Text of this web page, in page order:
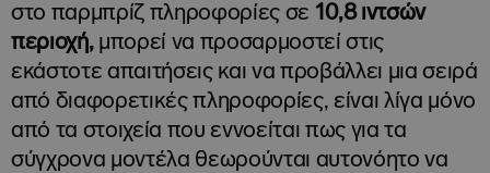
στο παρμπρίζ πληροφορίες σε 10,8 ιντσών
περιοχή,μπορεί να προσαρμοστεί στις
εκάστοτε απαιτήσεις και να προβάλλει μια σειρά
από διαφορετικές πληροφορίες, είναι λίγα μόνο
από τα στοιχεία που εννοείται πως για τα
σύγχρονα μοντέλα θεωρούνται αυτονόητο να